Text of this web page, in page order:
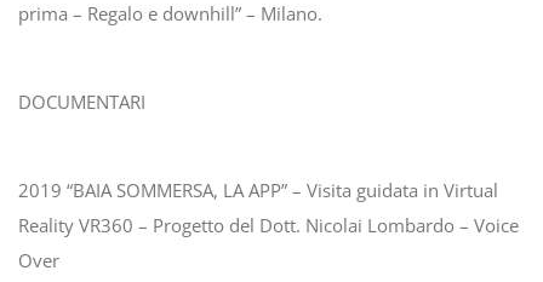
prima – Regalo e downhill” – Milano.
DOCUMENTARI
2019 “BAIA SOMMERSA, LA APP” – Visita guidata in Virtual
Reality VR360 – Progetto del Dott. Nicolai Lombardo – Voice
Over